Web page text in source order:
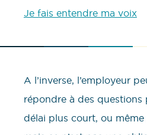
Je fais entendre ma voix
A l’inverse, l’employeur
répondre à des questions
délai plus court, ou